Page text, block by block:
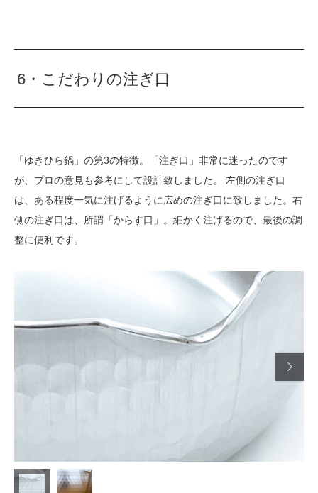
6・こだわりの注ぎ口
「ゆきひら鍋」の第3の特徴。「注ぎ口」非常に迷ったのです
が、プロの意見も参考にして設計致しました。 左側の注ぎ口
は、ある程度一気に注げるように広めの注ぎ口に致しました。右
側の注ぎ口は、所謂「からす口」。細かく注げるので、最後の調
整に便利です。
